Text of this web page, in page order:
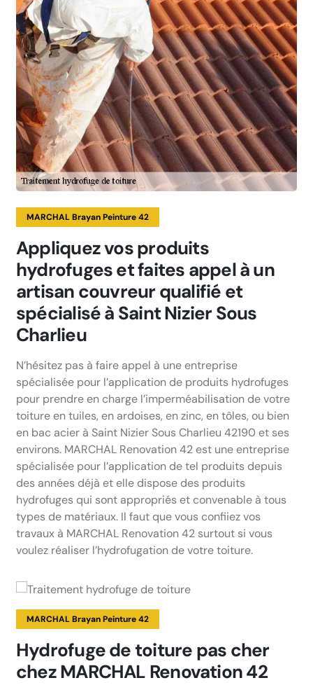
MARCHAL Brayan Peinture 42
Appliquez vos produits
hydrofuges et faites appel à un
artisan couvreur qualifié et
spécialisé à Saint Nizier Sous
Charlieu
N’hésitez pas à faire appel à une entreprise
spécialisée pour l’application de produits hydrofuges
pour prendre en charge l’imperméabilisation de votre
toiture en tuiles, en ardoises, en zinc, en tôles, ou bien
en bac acier à Saint Nizier Sous Charlieu 42190 et ses
environs. MARCHAL Renovation 42 est une entreprise
spécialisée pour l’application de tel produits depuis
des années déjà et elle dispose des produits
hydrofuges qui sont appropriés et convenable à tous
types de matériaux. Il faut que vous confiiez vos
travaux à MARCHAL Renovation 42 surtout si vous
voulez réaliser l’hydrofugation de votre toiture.
MARCHAL Brayan Peinture 42
Hydrofuge de toiture pas cher
chez MARCHAL Renovation 42